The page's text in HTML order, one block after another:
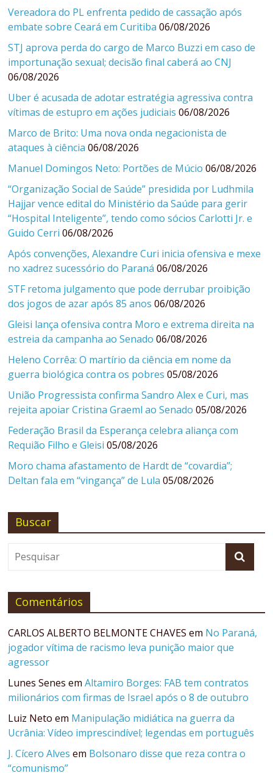
Vereadora do PL enfrenta pedido de cassação após
embate sobre Ceará em Curitiba 06/08/2026
STJ aprova perda do cargo de Marco Buzzi em caso de
importunação sexual; decisão final caberá ao CNJ
06/08/2026
Uber é acusada de adotar estratégia agressiva contra
vítimas de estupro em ações judiciais 06/08/2026
Marco de Brito: Uma nova onda negacionista de
ataques à ciência 06/08/2026
Manuel Domingos Neto: Portões de Múcio 06/08/2026
“Organização Social de Saúde” presidida por Ludhmila
Hajjar vence edital do Ministério da Saúde para gerir
“Hospital Inteligente”, tendo como sócios Carlotti Jr. e
Guido Cerri 06/08/2026
Após convenções, Alexandre Curi inicia ofensiva e mexe
no xadrez sucessório do Paraná 06/08/2026
STF retoma julgamento que pode derrubar proibição
dos jogos de azar após 85 anos 06/08/2026
Gleisi lança ofensiva contra Moro e extrema direita na
estreia da campanha ao Senado 06/08/2026
Heleno Corrêa: O martírio da ciência em nome da
guerra biológica contra os pobres 05/08/2026
União Progressista confirma Sandro Alex e Curi, mas
rejeita apoiar Cristina Graeml ao Senado 05/08/2026
Federação Brasil da Esperança celebra aliança com
Requião Filho e Gleisi 05/08/2026
Moro chama afastamento de Hardt de “covardia”;
Deltan fala em “vingança” de Lula 05/08/2026
Buscar
Comentários
CARLOS ALBERTO BELMONTE CHAVES em No Paraná,
jogador vítima de racismo leva punição maior que
agressor
Lunes Senes emAltamiro Borges: FAB tem contratos
milionários com firmas de Israel após o 8 de outubro
Luiz Neto em Manipulação midiática na guerra da
Ucrânia: Vídeo imprescindível; legendas em português
J. Cícero Alves em Bolsonaro disse que reza contra o
“comunismo”